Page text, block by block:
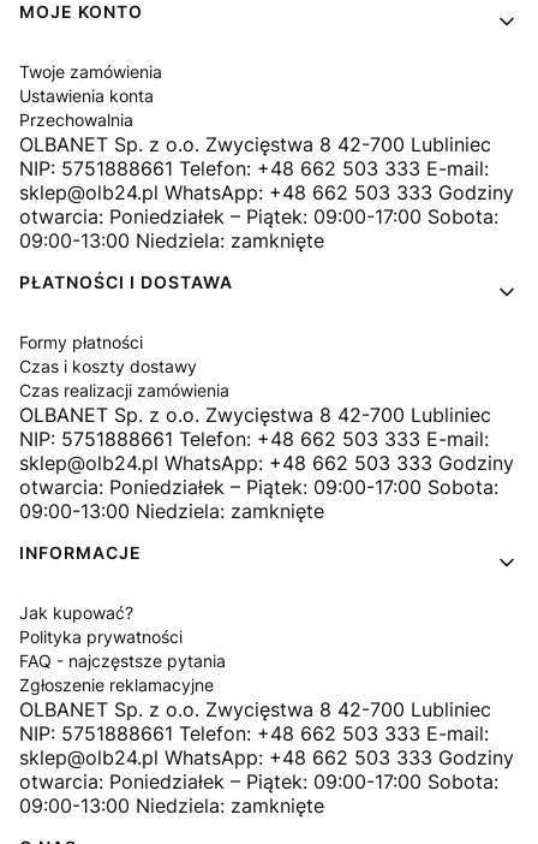
MOJE KONTO
Twoje zamówienia
Ustawienia konta
Przechowalnia
OLBANET Sp. z o.o. Zwycięstwa 8 42-700 Lubliniec
NIP: 5751888661 Telefon: +48 662 503 333 E-mail:
sklep@olb24.pl WhatsApp: +48 662 503 333 Godziny
otwarcia: Poniedziałek – Piątek: 09:00-17:00 Sobota:
09:00-13:00 Niedziela: zamknięte
PŁATNOŚCI I DOSTAWA
Formy płatności
Czas i koszty dostawy
Czas realizacji zamówienia
OLBANET Sp. z o.o. Zwycięstwa 8 42-700 Lubliniec
NIP: 5751888661 Telefon: +48 662 503 333 E-mail:
sklep@olb24.pl WhatsApp: +48 662 503 333 Godziny
otwarcia: Poniedziałek – Piątek: 09:00-17:00 Sobota:
09:00-13:00 Niedziela: zamknięte
INFORMACJE
Jak kupować?
Polityka prywatności
FAQ - najczęstsze pytania
Zgłoszenie reklamacyjne
OLBANET Sp. z o.o. Zwycięstwa 8 42-700 Lubliniec
NIP: 5751888661 Telefon: +48 662 503 333 E-mail:
sklep@olb24.pl WhatsApp: +48 662 503 333 Godziny
otwarcia: Poniedziałek – Piątek: 09:00-17:00 Sobota:
09:00-13:00 Niedziela: zamknięte